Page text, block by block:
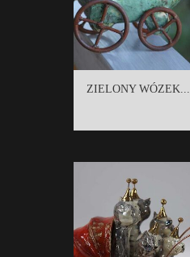
ZIELONY WÓZEK...